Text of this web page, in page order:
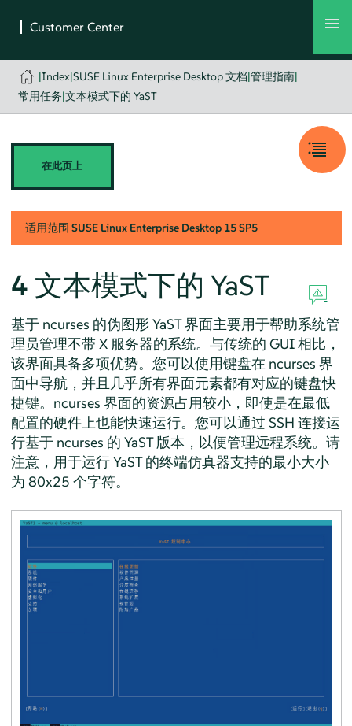
|Index|SUSE Linux Enterprise Desktop 文档|管理指南|
常用任务|文本模式下的 YaST
在此页上
适用范围 SUSE Linux Enterprise Desktop 15 SP5
4 文本模式下的 YaST
基于 ncurses 的伪图形 YaST 界面主要用于帮助系统管
理员管理不带 X 服务器的系统。与传统的 GUI 相比，
该界面具备多项优势。您可以使用键盘在 ncurses 界
面中导航，并且几乎所有界面元素都有对应的键盘快
捷键。ncurses 界面的资源占用较小，即使是在最低
配置的硬件上也能快速运行。您可以通过 SSH 连接运
行基于 ncurses 的 YaST 版本，以便管理远程系统。请
注意，用于运行 YaST 的终端仿真器支持的最小大小
为 80x25 个字符。